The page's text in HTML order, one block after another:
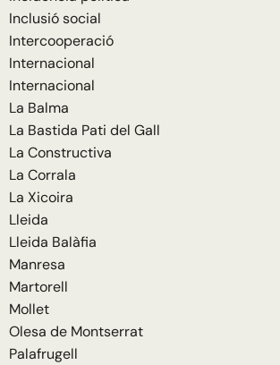
Inclusió social
Intercooperació
Internacional
Internacional
La Balma
La Bastida Pati del Gall
La Constructiva
La Corrala
La Xicoira
Lleida
Lleida Balàfia
Manresa
Martorell
Mollet
Olesa de Montserrat
Palafrugell